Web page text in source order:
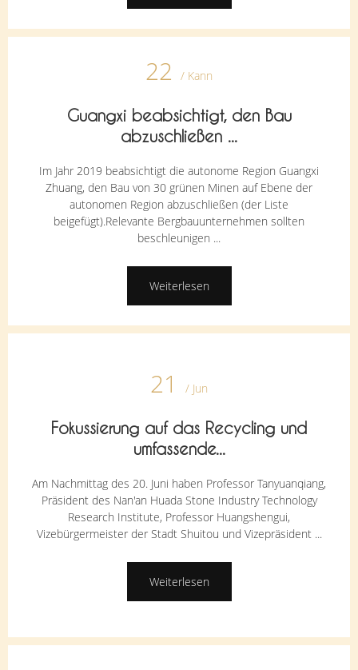
22 / Kann
Guangxi beabsichtigt, den Bau
abzuschließen ...
Im Jahr 2019 beabsichtigt die autonome Region Guangxi
Zhuang, den Bau von 30 grünen Minen auf Ebene der
autonomen Region abzuschließen (der Liste
beigefügt).Relevante Bergbauunternehmen sollten
beschleunigen ...
Weiterlesen
21 / Jun
Fokussierung auf das Recycling und
umfassende...
Am Nachmittag des 20. Juni haben Professor Tanyuanqiang,
Präsident des Nan'an Huada Stone Industry Technology
Research Institute, Professor Huangshengui,
Vizebürgermeister der Stadt Shuitou und Vizepräsident ...
Weiterlesen